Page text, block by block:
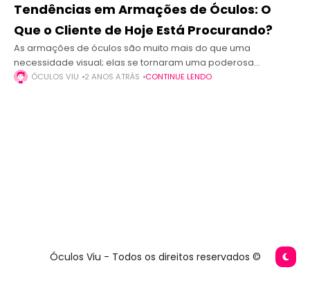
Tendências em Armações de Óculos: O
Que o Cliente de Hoje Está Procurando?
As armações de óculos são muito mais do que uma
necessidade visual; elas se tornaram uma poderosa
expressão de estilo pessoal. No cenário atual, os
ÓCULOS VIU 2 ANOS ATRÁS CONTINUE LENDO
Óculos Viu - Todos os direitos reservados ©